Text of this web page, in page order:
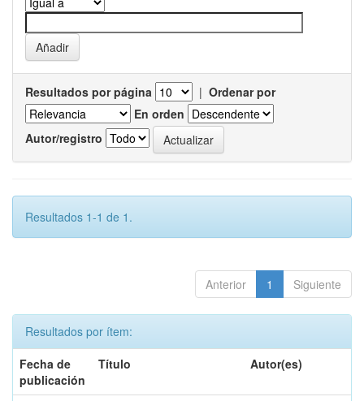
Resultados por página | Ordenar por
En orden
Autor/registro
Resultados 1-1 de 1.
Anterior 1 Siguiente
Resultados por ítem:
Fecha de
publicación
Título Autor(es)